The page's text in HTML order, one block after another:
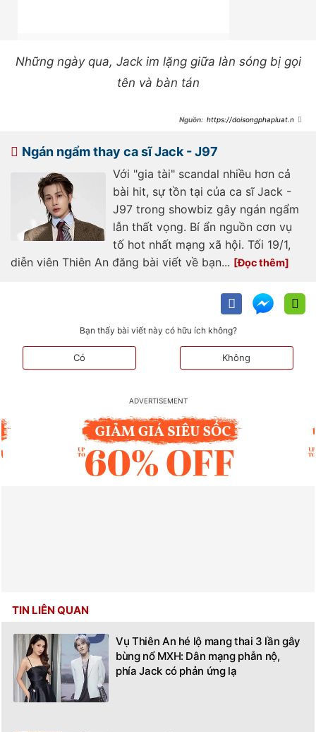
Những ngày qua, Jack im lặng giữa làn sóng bị gọi
tên và bàn tán
https://doisongphapluat.ngu
kha-nang-cua-minh-den-khi-con-
truong-thanh-a501063.html
Ngán ngẩm thay ca sĩ Jack - J97
Với "gia tài" scandal nhiều hơn cả
bài hit, sự tồn tại của ca sĩ Jack -
J97 trong showbiz gây ngán ngẩm
lẫn thất vọng. Bí ẩn nguồn cơn vụ
tố hot nhất mạng xã hội. Tối 19/1,
diễn viên Thiên An đăng bài viết về bạn...
Bạn thấy bài viết này có hữu ích không?
Có Không
TIN LIÊN QUAN
Vụ Thiên An hé lộ mang thai 3 lần gây
bùng nổ MXH: Dân mạng phẫn nộ,
phía Jack có phản ứng lạ